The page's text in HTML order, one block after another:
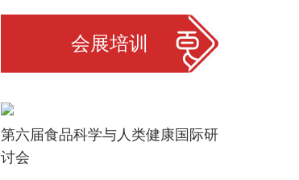
会展培训
第六届食品科学与人类健康国际研
讨会